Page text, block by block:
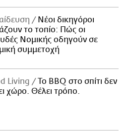
Νέοι δικηγόροι
το τοπίο: Πώς οι
Νομικής οδηγούν σε
συμμετοχή
Living
Το BBQ στο σπίτι δεν
χώρο. Θέλει τρόπο.